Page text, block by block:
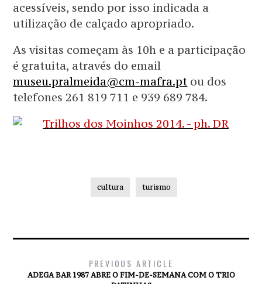
acessíveis, sendo por isso indicada a
utilização de calçado apropriado.
As visitas começam às 10h e a participação
é gratuita, através do email
museu.pralmeida@cm-mafra.pt ou dos
telefones 261 819 711 e 939 689 784.
cultura turismo
PREVIOUS ARTICLE
ADEGA BAR 1987 ABRE O FIM-DE-SEMANA COM O TRIO